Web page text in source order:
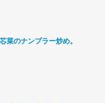
菜のナンプラー炒め。